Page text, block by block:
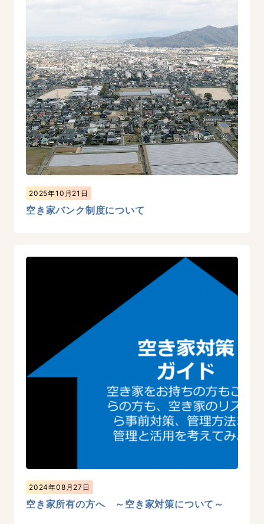
2025年10月21日
空き家バンク制度について
2024年08月27日
空き家所有の方へ ～空き家対策について～